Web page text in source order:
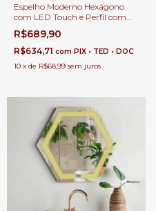
Espelho Moderno Hexágono
com LED Touch e Perfil com
Lente de Acrílico Para
Banheiro, Penteadeira, Salão de
Beleza e Lojas
R$689,90
R$634,71 com PIX • TED • DOC
10 x de R$68,99 sem juros